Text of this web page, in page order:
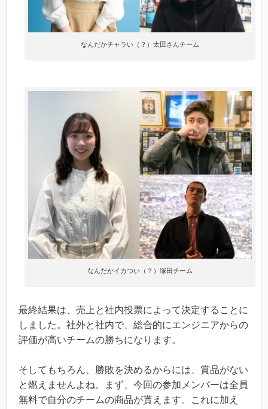
なんだかチャラい（？）太田さんチーム
なんだかイカつい（？）塚田チーム
最終結果は、売上と社内投票によって決定することに
しました。社外と社内で、総合的にエンジニアからの
評価が高いチームの勝ちになります。
そしてもちろん、勝敗を決めるからには、賞品がない
と燃えませんよね。まず、今回の参加メンバーは全員
無料で自分のチームの商品が貰えます。これに加え